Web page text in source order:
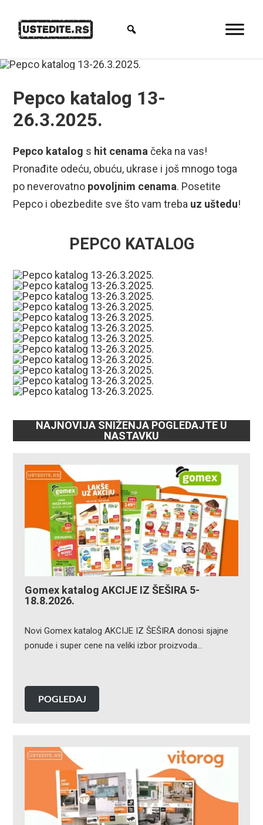
Pepco katalog 13-
26.3.2025.
Pepco katalog s hit cenama čeka na vas!
Pronađite odeću, obuću, ukrase i još mnogo toga
po neverovatno povoljnim cenama. Posetite
Pepco i obezbedite sve što vam treba uz uštedu!
PEPCO KATALOG
NAJNOVIJA SNIŽENJA POGLEDAJTE U
NASTAVKU
Gomex katalog AKCIJE IZ ŠEŠIRA 5-
18.8.2026.
Novi Gomex katalog AKCIJE IZ ŠEŠIRA donosi sjajne
ponude i super cene na veliki izbor proizvoda…
POGLEDAJ